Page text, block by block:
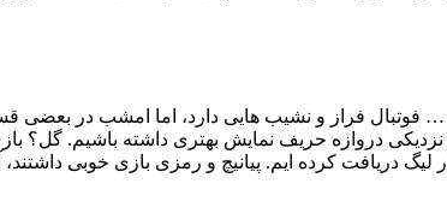
فراز و نشیب هایی دارد، اما امشب در بعضی
دروازه حریف نمایش بهتری داشته باشیم. گل؟
دریافت کرده ایم. پیانیچ و رمزی بازی خوبی